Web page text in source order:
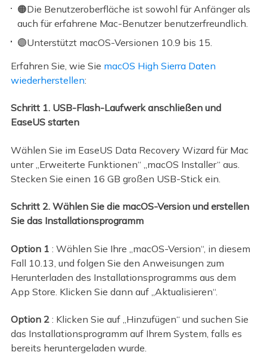
🟠Die Benutzeroberfläche ist sowohl für Anfänger als
auch für erfahrene Mac-Benutzer benutzerfreundlich.
🟣Unterstützt macOS-Versionen 10.9 bis 15.
Erfahren Sie, wie Sie macOS High Sierra Daten
wiederherstellen:
Schritt 1. USB-Flash-Laufwerk anschließen und
EaseUS starten
Wählen Sie im EaseUS Data Recovery Wizard für Mac
unter „Erweiterte Funktionen“ „macOS Installer“ aus.
Stecken Sie einen 16 GB großen USB-Stick ein.
Schritt 2. Wählen Sie die macOS-Version und erstellen
Sie das Installationsprogramm
Option 1 : Wählen Sie Ihre „macOS-Version“, in diesem
Fall 10.13, und folgen Sie den Anweisungen zum
Herunterladen des Installationsprogramms aus dem
App Store. Klicken Sie dann auf „Aktualisieren“.
Option 2: Klicken Sie auf „Hinzufügen“ und suchen Sie
das Installationsprogramm auf Ihrem System, falls es
bereits heruntergeladen wurde.